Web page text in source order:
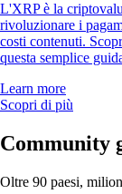
L'XRP è la
rivoluzionare i
costi contenuti.
questa semplice
Learn more
Scopri di più
Community
Oltre 90 paesi,